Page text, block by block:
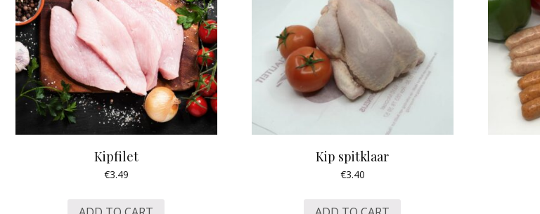
Kipfilet
€3.49
Kip spitklaar
€3.40